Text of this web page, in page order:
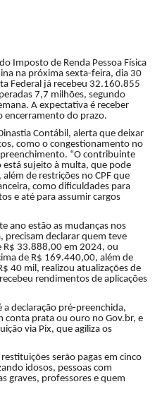
Imposto de Renda Pessoa Física
na próxima sexta-feira, dia 30
Federal já recebeu 32.160.855
7,7 milhões, segundo
A expectativa é receber
encerramento do prazo.
Contábil, alerta que deixar
como o congestionamento no
“O contribuinte
sujeito à multa, que pode
de restrições no CPF que
como dificuldades para
e até para assumir cargos
ano estão as mudanças nos
precisam declarar quem teve
R$ 33.888,00 em 2024, ou
de R$ 169.440,00, além de
40 mil, realizou atualizações de
rendimentos de aplicações
declaração pré-preenchida,
conta prata ou ouro no Gov.br, e
via Pix, que agiliza os
serão pagas em cinco
idosos, pessoas com
graves, professores e quem